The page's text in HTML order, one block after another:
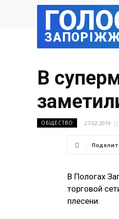
В
ОБЩЕСТВО 27.02.2019
В Пологах
торговой
плесени.